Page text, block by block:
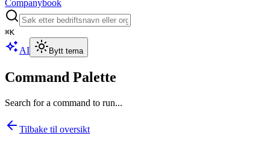
Companybook
⌘K
AI Bytt tema
Command Palette
Search for a command to run...
Tilbake til oversikt